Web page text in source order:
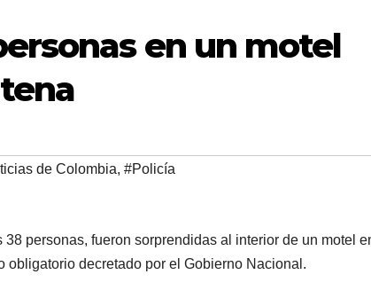
en un motel
de Colombia, #Policía
personas, fueron sorprendidas al interior de un motel
decretado por el Gobierno Nacional.